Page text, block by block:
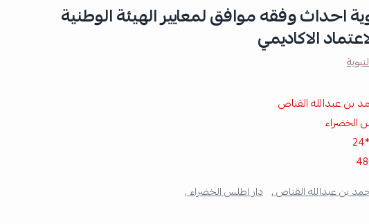
احداث وفقه موافق لمعايير الهيئة الوطنية
الاكاديمي
بن عبدالله القناص
الخضراء
بن عبدالله القناص , دار اطلس الخضراء ,